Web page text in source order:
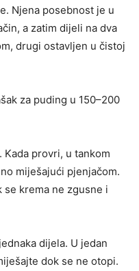
Njena posebnost je u
a zatim dijeli na dva
drugi ostavljen u čistoj
za puding u 150–200
Kada provri, u tankom
miješajući pjenjačom.
se krema ne zgusne i
dijela. U jedan
dok se ne otopi.